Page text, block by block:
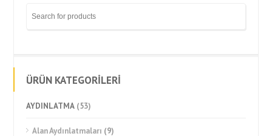
ÜRÜN KATEGORİLERİ
AYDINLATMA (53)
Alan Aydınlatmaları (9)